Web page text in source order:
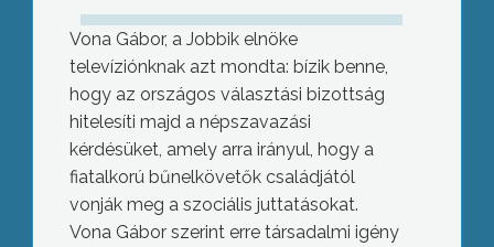
Vona Gábor, a Jobbik elnöke
televíziónknak azt mondta: bízik benne,
hogy az országos választási bizottság
hitelesíti majd a népszavazási
kérdésüket, amely arra irányul, hogy a
fiatalkorú bűnelkövetők családjától
vonják meg a szociális juttatásokat.
Vona Gábor szerint erre társadalmi igény